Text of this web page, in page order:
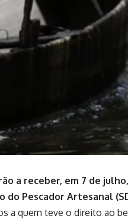
a receber, em 7 de
Pescador Artesanal
a quem teve o direito ao